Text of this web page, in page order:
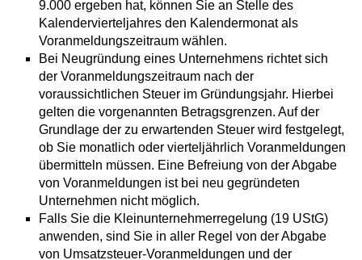
9.000 ergeben hat, können Sie an Stelle des
Kalendervierteljahres den Kalendermonat als
Voranmeldungszeitraum wählen.
Bei Neugründung eines Unternehmens richtet sich
der Voranmeldungszeitraum nach der
voraussichtlichen Steuer im Gründungsjahr. Hierbei
gelten die vorgenannten Betragsgrenzen. Auf der
Grundlage der zu erwartenden Steuer wird festgelegt,
ob Sie monatlich oder vierteljährlich Voranmeldungen
übermitteln müssen. Eine Befreiung von der Abgabe
von Voranmeldungen ist bei neu gegründeten
Unternehmen nicht möglich.
Falls Sie die Kleinunternehmerregelung (19 UStG)
anwenden, sind Sie in aller Regel von der Abgabe
von Umsatzsteuer-Voranmeldungen und der